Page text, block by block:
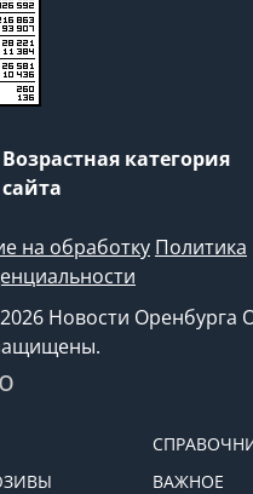
Возрастная категория
сайта
на обработку Политика
Новости Оренбурга
ВАЖНОЕ